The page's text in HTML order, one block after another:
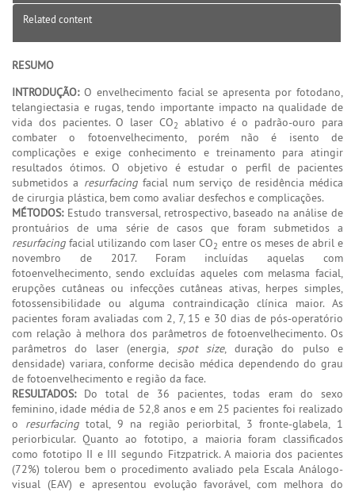
Related content
RESUMO
INTRODUÇÃO:O envelhecimento facial se apresenta por fotodano,
telangiectasia e rugas, tendo importante impacto na qualidade de
vida dos pacientes. O laser CO2
ablativo é o padrão-ouro para
combater o fotoenvelhecimento, porém não é isento de
complicações e exige conhecimento e treinamento para atingir
resultados ótimos. O objetivo é estudar o perfil de pacientes
submetidos a resurfacingfacial num serviço de residência médica
de cirurgia plástica, bem como avaliar desfechos e complicações.
MÉTODOS:Estudo transversal, retrospectivo, baseado na análise de
prontuários de uma série de casos que foram submetidos a
resurfacing facial utilizando com laser CO2 entre os meses de abril e
novembro de 2017. Foram incluídas aquelas com
fotoenvelhecimento, sendo excluídas aqueles com melasma facial,
erupções cutâneas ou infecções cutâneas ativas, herpes simples,
fotossensibilidade ou alguma contraindicação clínica maior. As
pacientes foram avaliadas com 2, 7, 15 e 30 dias de pós-operatório
com relação à melhora dos parâmetros de fotoenvelhecimento. Os
parâmetros do laser (energia, spot size, duração do pulso e
densidade) variara, conforme decisão médica dependendo do grau
de fotoenvelhecimento e região da face.
RESULTADOS:Do total de 36 pacientes, todas eram do sexo
feminino, idade média de 52,8 anos e em 25 pacientes foi realizado
o resurfacingtotal, 9 na região periorbital, 3 fronte-glabela, 1
periorbicular. Quanto ao fototipo, a maioria foram classificados
como fototipo II e III segundo Fitzpatrick. A maioria dos pacientes
(72%) tolerou bem o procedimento avaliado pela Escala Análogo-
visual (EAV) e apresentou evolução favorável, com melhora do